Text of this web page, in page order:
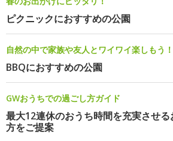
ピクニックにおすすめの公園
自然の中で家族や友人とワイワイ楽しもう！
BBQにおすすめの公園
GWおうちでの過ごし方ガイド
最大12連休のおうち時間を充実させ
方をご提案